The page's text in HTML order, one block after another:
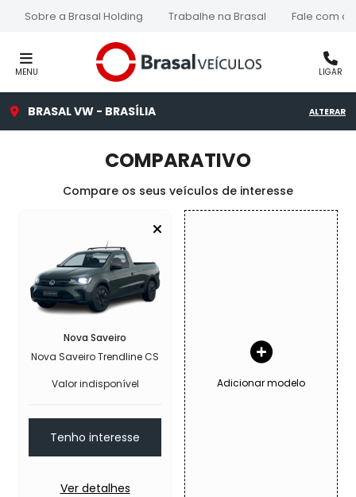
Sobre a Brasal Holding Trabalhe na Brasal Fale com a
MENU LIGAR
BRASAL VW - BRASÍLIA ALTERAR
COMPARATIVO
Compare os seus veículos de interesse
Nova Saveiro
Nova Saveiro Trendline CS
Valor indisponível
Tenho interesse
Ver detalhes
Adicionar modelo